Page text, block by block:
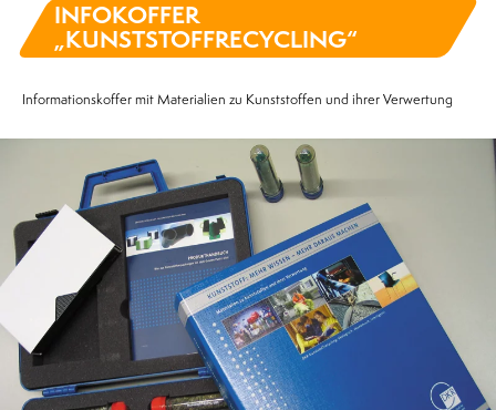
INFOKOFFER
„KUNSTSTOFFRECYCLING“
Informationskoffer mit Materialien zu Kunststoffen und ihrer Verwertung